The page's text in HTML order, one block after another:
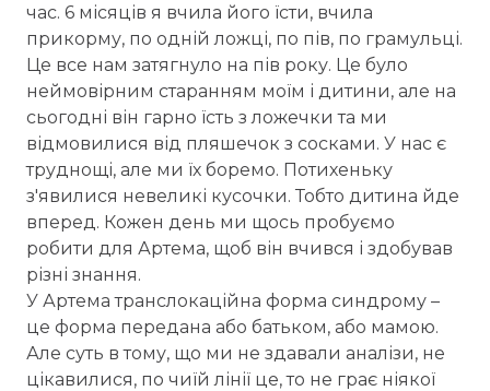
час. 6 місяців я вчила його їсти, вчила
прикорму, по одній ложці, по пів, по грамульці.
Це все нам затягнуло на пів року. Це було
неймовірним старанням моїм і дитини, але на
сьогодні він гарно їсть з ложечки та ми
відмовилися від пляшечок з сосками. У нас є
труднощі, але ми їх боремо. Потихеньку
з'явилися невеликі кусочки. Тобто дитина йде
вперед. Кожен день ми щось пробуємо
робити для Артема, щоб він вчився і здобував
різні знання.
У Артема транслокаційна форма синдрому –
це форма передана або батьком, або мамою.
Але суть в тому, що ми не здавали аналізи, не
цікавилися, по чиїй лінії це, то не грає ніякої